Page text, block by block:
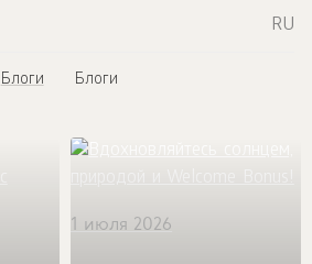
RU
Блоги Блоги
1 июля 2026